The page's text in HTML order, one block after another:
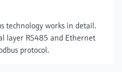
technology works in detail.
layer RS485 and Ethernet
protocol.